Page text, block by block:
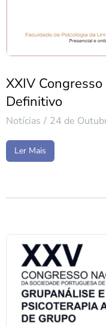
XXIV
Definitivo
Notícias 24 de
Ler Mais